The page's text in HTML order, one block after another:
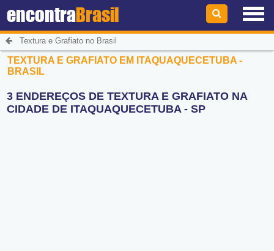
encontraBrasil
Textura e Grafiato no Brasil
TEXTURA E GRAFIATO EM ITAQUAQUECETUBA -
BRASIL
3 ENDEREÇOS DE TEXTURA E GRAFIATO NA
CIDADE DE ITAQUAQUECETUBA - SP